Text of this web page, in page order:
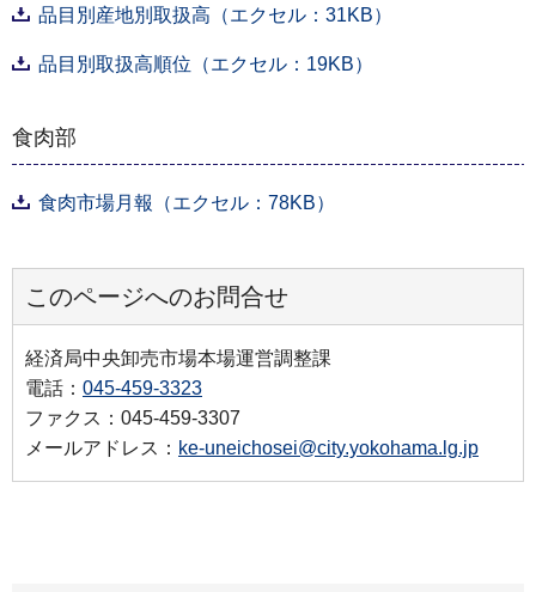
品目別産地別取扱高（エクセル：31KB）
品目別取扱高順位（エクセル：19KB）
食肉部
食肉市場月報（エクセル：78KB）
このページへのお問合せ
経済局中央卸売市場本場運営調整課
電話： 045-459-3323
ファクス：045-459-3307
メールアドレス： ke-uneichosei@city.yokohama.lg.jp